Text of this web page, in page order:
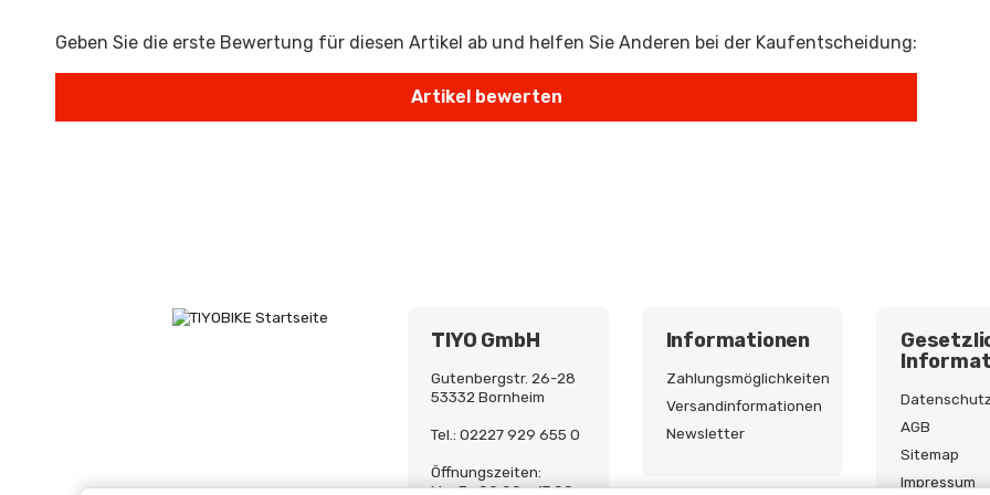
Geben Sie die erste Bewertung für diesen Artikel ab und helfen Sie Anderen bei der Kaufentscheidung:
TIYO GmbH
Gutenbergstr. 26-28
53332 Bornheim
Tel.: 02227 929 655 0
Öffnungszeiten:
Mo-Fr. 09:00 - 17:00
Informationen
Zahlungsmöglichkeiten
Versandinformationen
Newsletter
AGB
Sitemap
Impressum